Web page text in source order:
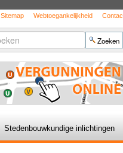
Sitemap Webtoegankelijkheid
Stedenbouwkundige inlichtingen